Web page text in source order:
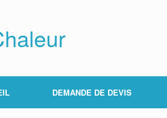
DEMANDE DE DEVIS